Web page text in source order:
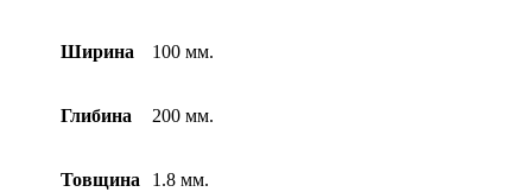
Ширина 100 мм.
Глибина 200 мм.
Товщина 1.8 мм.